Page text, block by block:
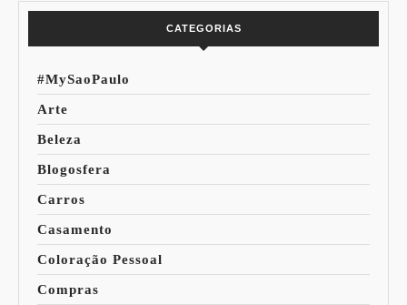
CATEGORIAS
#MySaoPaulo
Arte
Beleza
Blogosfera
Carros
Casamento
Coloração Pessoal
Compras